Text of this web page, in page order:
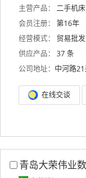
主营产品：
二手机床
会员注册：
第16年
经营模式：
贸易批发
供应产品：
37 条
公司地址： 中河路
在线交谈
青岛大荣伟业